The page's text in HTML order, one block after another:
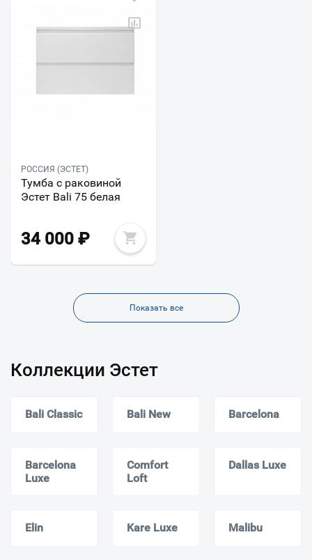
РОССИЯ (ЭСТЕТ)
Тумба с раковиной
Эстет Bali 75 белая
34 000 ₽
Показать все
Коллекции Эстет
Bali Classic Bali New Barcelona
Barcelona
Luxe
Comfort
Loft
Dallas Luxe
Elin Kare Luxe Malibu